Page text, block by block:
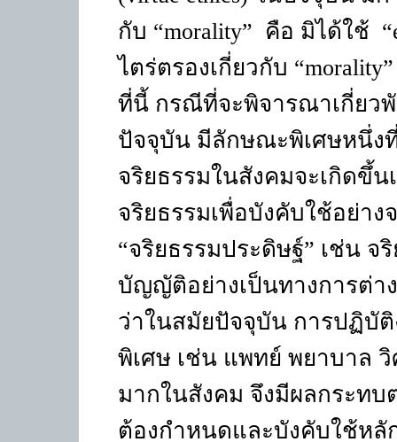
กับ “morality” คือ มิได้ใช้ “
ไตร่ตรองเกี่ยวกับ “
ที่นี้ กรณีที่จะพิจารณาเกี่ยว
ปัจจุบัน มีลักษณะพิเศษหนึ่ง
จริยธรรมในสังคมจะเกิดขึ้
จริยธรรมเพื่อบังคับใช้อย่าง
“จริยธรรมประดิษฐ์” เช่น
บัญญัติอย่างเป็นทางการต่า
ว่าในสมัยปัจจุบัน การปฏิบั
พิเศษ เช่น แพทย์ พยาบาล
มากในสังคม จึงมีผลกระท
ต้องกำหนดและบังคับใช้หลั